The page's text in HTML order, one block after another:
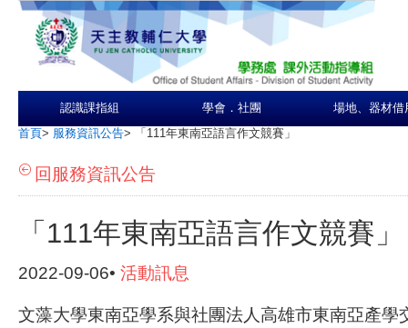
認識課指組 學會．社團 場地、器材借
首頁> 服務資訊公告> 「111年東南亞語言作文競賽」
回服務資訊公告
「111年東南亞語言作文競賽」
2022-09-06• 活動訊息
文藻大學東南亞學系與社團法人高雄市東南亞產學